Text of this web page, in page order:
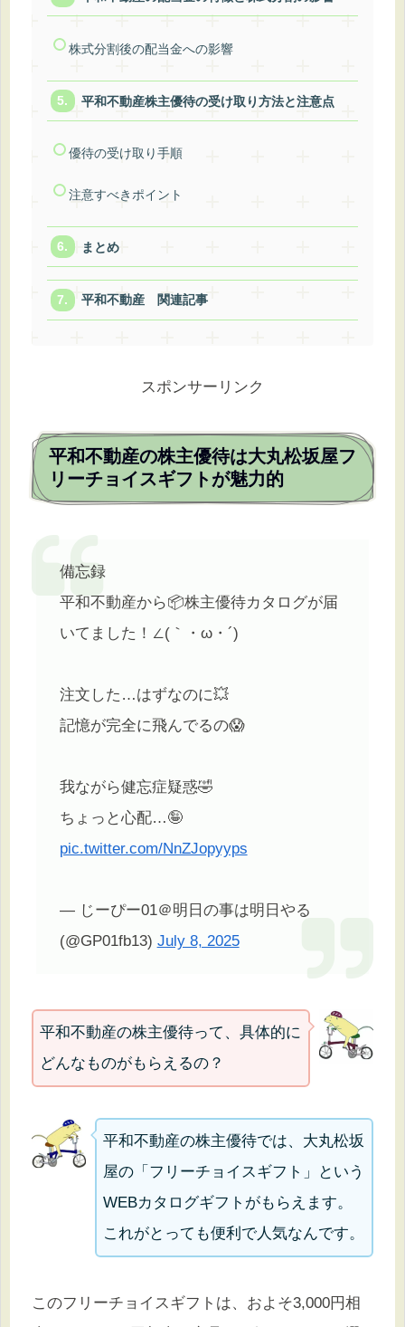
株式分割後の配当金への影響
平和不動産株主優待の受け取り方法と注意点
優待の受け取り手順
注意すべきポイント
まとめ
平和不動産 関連記事
スポンサーリンク
平和不動産の株主優待は大丸松坂屋フ
リーチョイスギフトが魅力的
備忘録
平和不動産から📦株主優待カタログが届
いてました！∠(｀・ω・´)
注文した…はずなのに💥
記憶が完全に飛んでるの😱
我ながら健忘症疑惑🤣
ちょっと心配…🤪
pic.twitter.com/NnZJopyyps
— じーぴー01＠明日の事は明日やる
(@GP01fb13) July 8, 2025
平和不動産の株主優待って、具体的に
どんなものがもらえるの？
平和不動産の株主優待では、大丸松坂
屋の「フリーチョイスギフト」という
WEBカタログギフトがもらえます。
これがとっても便利で人気なんです。
このフリーチョイスギフトは、およそ3,000円相